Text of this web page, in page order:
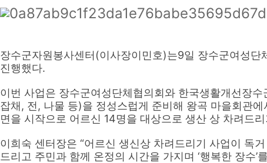
장수군자원봉사센터(이사장이민호)는9일 장수군여성
진행했다.
이번 사업은 장수군여성단체협의회와 한국생활개선장
잡채, 전, 나물 등)을 정성스럽게 준비해 왕곡 마을회관
면을 시작으로 어르신 14명을 대상으로 생산 상 차려드
이희숙 센터장은 “어르신 생신상 차려드리기 사업이 독
드리고 주민과 함께 온정의 시간을 가지며 ‘행복한 장수’